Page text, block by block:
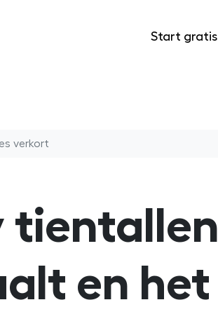
Start gratis
verkort
tientallen
en het